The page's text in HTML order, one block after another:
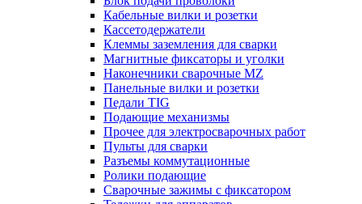
Кабельные вилки и розетки
Кассетодержатели
Клеммы заземления для сварки
Магнитные фиксаторы и уголки
Наконечники сварочные MZ
Панельные вилки и розетки
Педали TIG
Подающие механизмы
Прочее для электросварочных работ
Пульты для сварки
Разъемы коммутационные
Ролики подающие
Сварочные зажимы с фиксатором